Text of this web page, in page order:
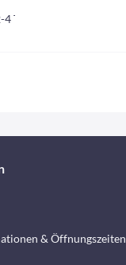
Tage.
& Öffnungszeiten